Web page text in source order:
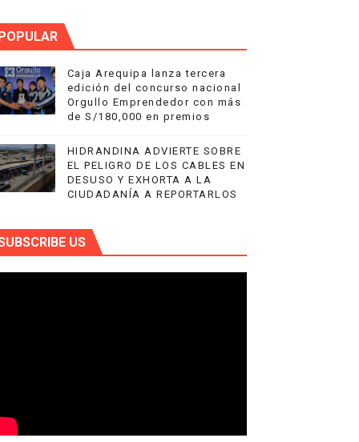
Caja Arequipa lanza tercera
edición del concurso nacional
Orgullo Emprendedor con más
de S/180,000 en premios
HIDRANDINA ADVIERTE SOBRE
EL PELIGRO DE LOS CABLES EN
DESUSO Y EXHORTA A LA
CIUDADANÍA A REPORTARLOS
US